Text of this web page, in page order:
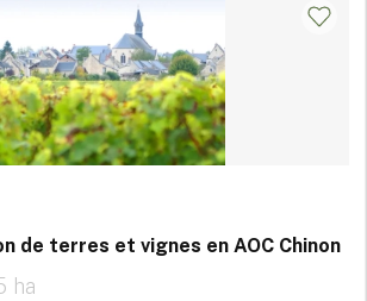
de terres et vignes en AOC Chinon
ha